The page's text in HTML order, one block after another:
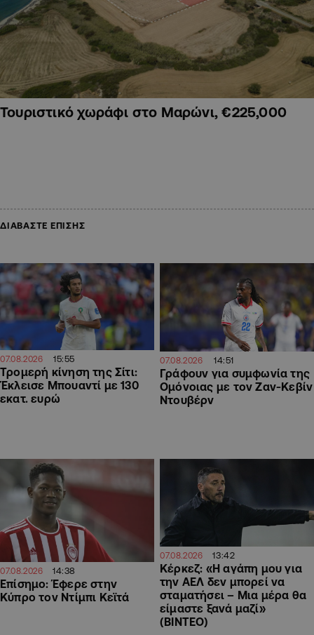
Τουριστικό χωράφι στο Μαρώνι, €225,000
ΔΙΑΒΑΣΤΕ ΕΠΙΣΗΣ
07.08.2026 15:55
Τρομερή κίνηση της Σίτι:
Έκλεισε Μπουαντί με 130
εκατ. ευρώ
07.08.2026 14:51
Γράφουν για συμφωνία της
Ομόνοιας με τον Ζαν-Κεβίν
Ντουβέρν
07.08.2026 14:38
Επίσημο: Έφερε στην
Κύπρο τον Ντίμπι Κεϊτά
07.08.2026 13:42
Κέρκεζ: «Η αγάπη μου για
την ΑΕΛ δεν μπορεί να
σταματήσει – Μια μέρα θα
είμαστε ξανά μαζί»
(ΒΙΝΤΕΟ)